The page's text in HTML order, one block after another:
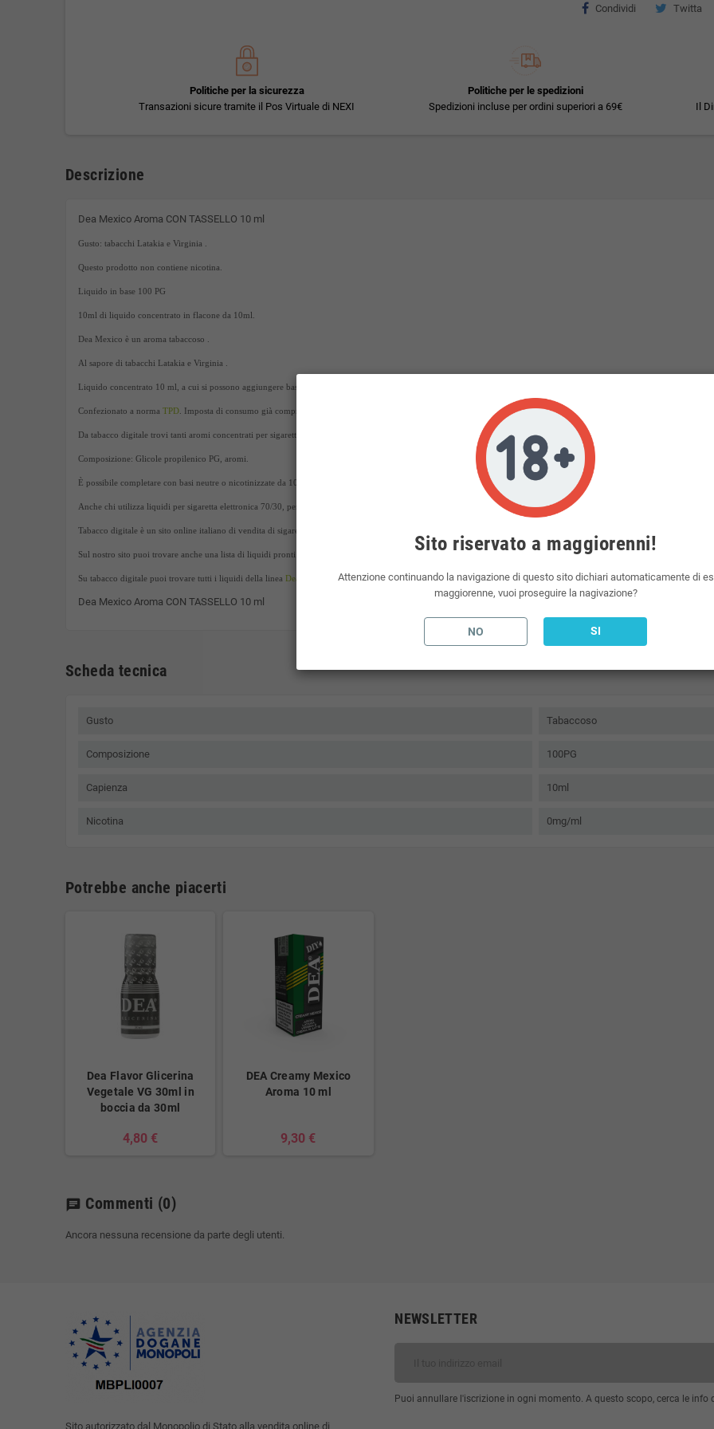
Condividi Twitta
Politiche per la sicurezza
Transazioni sicure tramite il Pos Virtuale di NEXI
Politiche per le spedizioni
Spedizioni incluse per ordini superiori a 69€
Il
Descrizione
Dea Mexico Aroma CON TASSELLO 10 ml
Gusto: tabacchi Latakia e Virginia .
Questo prodotto non contiene nicotina.
Liquido in base 100 PG
10ml di liquido concentrato in flacone da 10ml.
Dea Mexico è un aroma tabaccoso .
Al sapore di tabacchi Latakia e Virginia .
Liquido concentrato 10 ml, a cui si possono aggiungere basette di nicotina da 10ml per raggiungere la percentuale desiderata.
Confezionato a norma TPD . Imposta di consumo già compresa nel prezzo del liquido scomposto.
Da tabacco digitale trovi tanti aromi concentrati per sigaretta elettronica presenti sul mercato. Dea è un marchio del mondo dello svapo.
Composizione: Glicole propilenico PG, aromi.
È possibile completare con basi neutre o nicotinizzate da 10ml con gradazione in base alle vostre esigenze.
Anche chi utilizza liquidi per sigaretta elettronica 70/30, per atomizzatori da polmone, otterrà un gusto intenso con una maggiore percentuale di glicerolo vegetale.
Tabacco digitale è un sito online italiano di vendita di sigarette elettroniche, liquidi per sigarette elettroniche, aromi e basi neutre per sigaretta elettronica.
Sul nostro sito puoi trovare anche una lista di liquidi pronti 10ml.
Su tabacco digitale puoi trovare tutti i liquidi della linea Dea
Dea Mexico Aroma CON TASSELLO 10 ml
Scheda tecnica
Gusto Tabaccoso
Composizione 100PG
Capienza 10ml
Nicotina 0mg/ml
Potrebbe anche piacerti
Dea Flavor Glicerina
Vegetale VG 30ml in
boccia da 30ml
4,80 €
DEA Creamy Mexico
Aroma 10 ml
9,30 €
chat Commenti (0)
Ancora nessuna recensione da parte degli utenti.
Sito autorizzato dal Monopolio di Stato alla vendita online di
NEWSLETTER
Puoi annullare l'iscrizione in ogni momento. A questo scopo, cerca le info
Sito riservato a maggiorenni!
Attenzione continuando la navigazione di questo sito dichiari automaticamente di
maggiorenne, vuoi proseguire la nagivazione?
NO SI